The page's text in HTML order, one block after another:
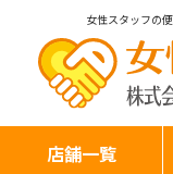
女性スタッフの
店舗一覧